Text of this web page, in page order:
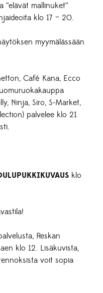
”elävät mallinuket”
klo 17 – 20.
myymälässään
Café Kana, Ecco
Ninja, Siro, S-Market,
palvelee klo 21
klo
Reskan
klo 12. Lisäkuvista,
voit sopia